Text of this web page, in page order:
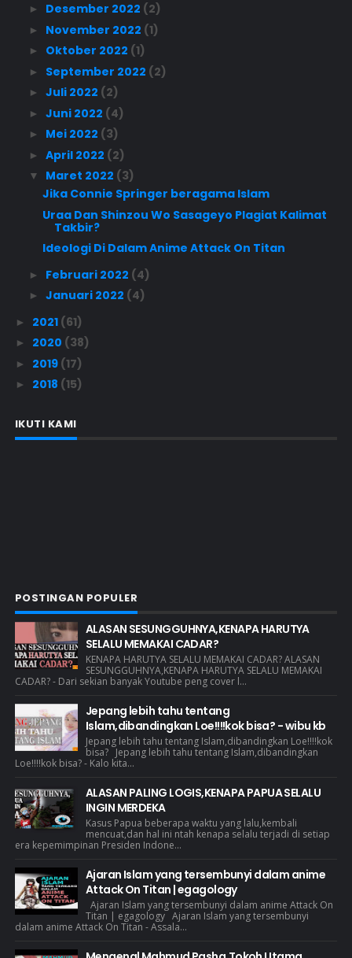
► Desember 2022 (2)
► November 2022 (1)
► Oktober 2022 (1)
► September 2022 (2)
► Juli 2022 (2)
► Juni 2022 (4)
► Mei 2022 (3)
► April 2022 (2)
▼ Maret 2022 (3)
Jika Connie Springer beragama Islam
Uraa Dan Shinzou Wo Sasageyo Plagiat Kalimat
Takbir?
Ideologi Di Dalam Anime Attack On Titan
► Februari 2022 (4)
► Januari 2022 (4)
► 2021 (61)
► 2020 (38)
► 2019 (17)
► 2018 (15)
IKUTI KAMI
POSTINGAN POPULER
ALASAN SESUNGGUHNYA,KENAPA HARUTYA
SELALU MEMAKAI CADAR?
KENAPA HARUTYA SELALU MEMAKAI CADAR? ALASAN
SESUNGGUHNYA,KENAPA HARUTYA SELALU MEMAKAI
CADAR? - Dari sekian banyak Youtube peng cover l...
Jepang lebih tahu tentang
Islam,dibandingkan Loe!!!!kok bisa? - wibu kb
Jepang lebih tahu tentang Islam,dibandingkan Loe!!!!kok
bisa? Jepang lebih tahu tentang Islam,dibandingkan
Loe!!!!kok bisa? - Kalo kita...
ALASAN PALING LOGIS,KENAPA PAPUA SELALU
INGIN MERDEKA
Kasus Papua beberapa waktu yang lalu,kembali
mencuat,dan hal ini ntah kenapa selalu terjadi di setiap
era kepemimpinan Presiden Indone...
Ajaran Islam yang tersembunyi dalam anime
Attack On Titan | egagology
Ajaran Islam yang tersembunyi dalam anime Attack On
Titan | egagology Ajaran Islam yang tersembunyi
dalam anime Attack On Titan - Assala...